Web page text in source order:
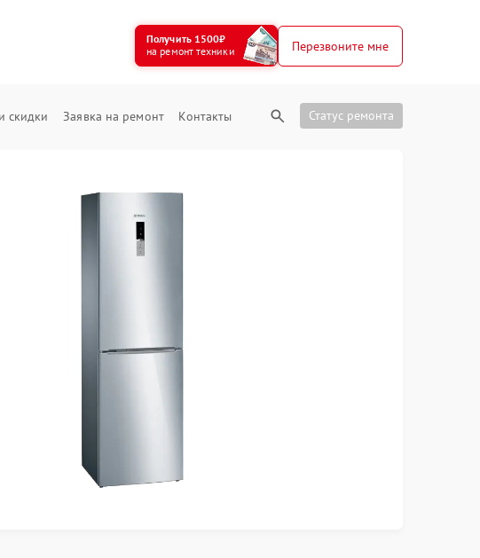
Получить 1500₽
на ремонт техники
Перезвоните мне
скидки Заявка на ремонт Контакты Статус ремонта